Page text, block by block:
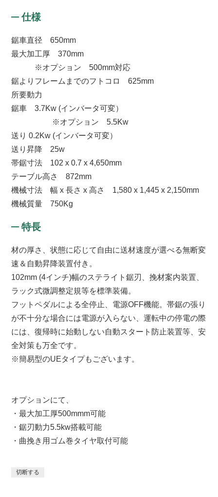
仕様
鋸車直径 650mm
最大加工厚 370mm
※オプション 500mm対応
鋸よりフレームまでのフトコロ 625mm
所要動力
鋸車 3.7Kw (インバータ可変）
※オプション 5.5Kw
送り 0.2Kw (インバータ可変）
送り昇降 25w
帯鋸寸法 102 x 0.7 x 4,650mm
テーブル高さ 872mm
機械寸法 幅 x 長さ x 高さ 1,580 x 1,445 x 2,150mm
機械質量 750Kg
特長
材の厚さ、状態に応じて自由に送材速度が選べる無断変
速＆自動昇降装置付き。
102mm (4インチ)幅のステライト鋸刃、挽材案内装置、
ラック式微調整定規等を標準装備。
フットペダルによる全停止、電源OFF機能。帯鋸の張り
が不十分な場合には電源が入らない、運転中の停電の際
には、復帰時に始動しない自動スタート防止装置等、安
全対策も万全です。
※簡易型のUEタイプもございます。
オプションにて、
・最大加工厚500mmm可能
・鋸刃動力5.5kw搭載可能
・曲挽き用ゴム巻タイヤ取付可能
切断する